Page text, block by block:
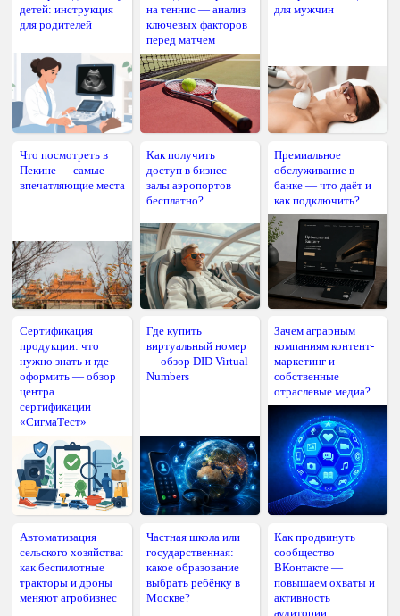
детей: инструкция
для родителей
на теннис — анализ
ключевых факторов
перед матчем
для мужчин
Что посмотреть в
Пекине — самые
впечатляющие места
Как получить
доступ в бизнес-
залы аэропортов
бесплатно?
Премиальное
обслуживание в
банке — что даёт и
как подключить?
Сертификация
продукции: что
нужно знать и где
оформить — обзор
центра
сертификации
«СигмаТест»
Где купить
виртуальный номер
— обзор DID Virtual
Numbers
Зачем аграрным
компаниям контент-
маркетинг и
собственные
отраслевые медиа?
Автоматизация
сельского хозяйства:
как беспилотные
тракторы и дроны
меняют агробизнес
Частная школа или
государственная:
какое образование
выбрать ребёнку в
Москве?
Как продвинуть
сообщество
ВКонтакте —
повышаем охваты и
активность
аудитории